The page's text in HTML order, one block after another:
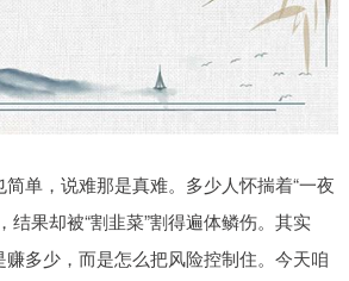
单，说难那是真难。多少人怀揣着“一夜
结果却被“割韭菜”割得遍体鳞伤。其实
多少，而是怎么把风险控制住。今天咱